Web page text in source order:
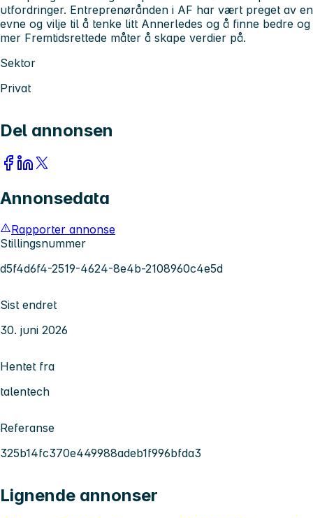
utfordringer. Entreprenørånden i AF har vært preget av en
evne og vilje til å tenke litt Annerledes og å finne bedre og
mer Fremtidsrettede måter å skape verdier på.
Sektor
Privat
Del annonsen
Annonsedata
Rapporter annonse
Stillingsnummer
d5f4d6f4-2519-4624-8e4b-2108960c4e5d
Sist endret
30. juni 2026
Hentet fra
talentech
Referanse
325b14fc370e449988adeb1f996bfda3
Lignende annonser